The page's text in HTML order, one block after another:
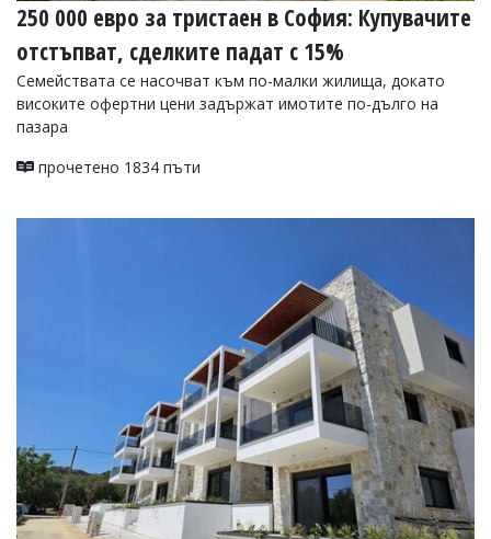
250 000 евро за тристаен в София: Купувачите
отстъпват, сделките падат с 15%
Семействата се насочват към по-малки жилища, докато
високите офертни цени задържат имотите по-дълго на
пазара
прочетено 1834 пъти